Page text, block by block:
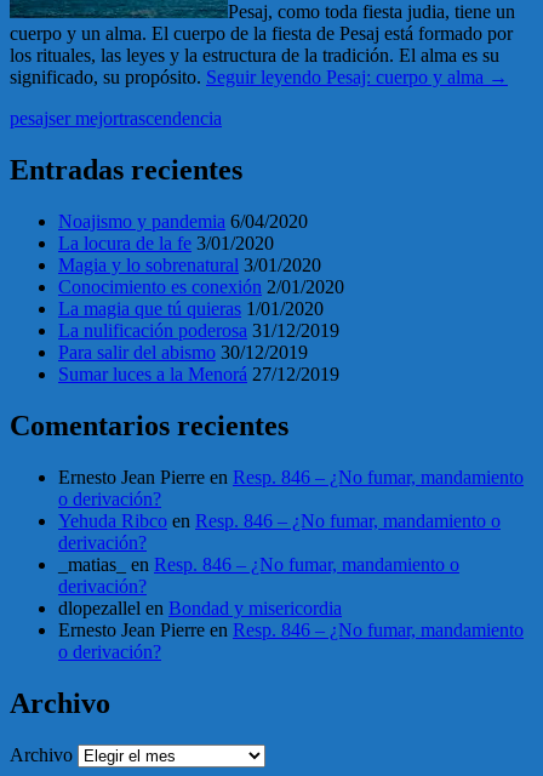
Pesaj, como toda fiesta judia, tiene un
cuerpo y un alma. El cuerpo de la fiesta de Pesaj está formado por
los rituales, las leyes y la estructura de la tradición. El alma es su
significado, su propósito. Seguir leyendo Pesaj: cuerpo y alma →
pesajser mejortrascendencia
Entradas recientes
Noajismo y pandemia 6/04/2020
La locura de la fe 3/01/2020
Magia y lo sobrenatural 3/01/2020
Conocimiento es conexión 2/01/2020
La magia que tú quieras 1/01/2020
La nulificación poderosa 31/12/2019
Para salir del abismo 30/12/2019
Sumar luces a la Menorá 27/12/2019
Comentarios recientes
Ernesto Jean Pierre en Resp. 846 – ¿No fumar, mandamiento
o derivación?
Yehuda Ribco en Resp. 846 – ¿No fumar, mandamiento o
derivación?
_matias_
en Resp. 846 – ¿No fumar, mandamiento o
derivación?
dlopezallel en Bondad y misericordia
Ernesto Jean Pierre en Resp. 846 – ¿No fumar, mandamiento
o derivación?
Archivo
Archivo